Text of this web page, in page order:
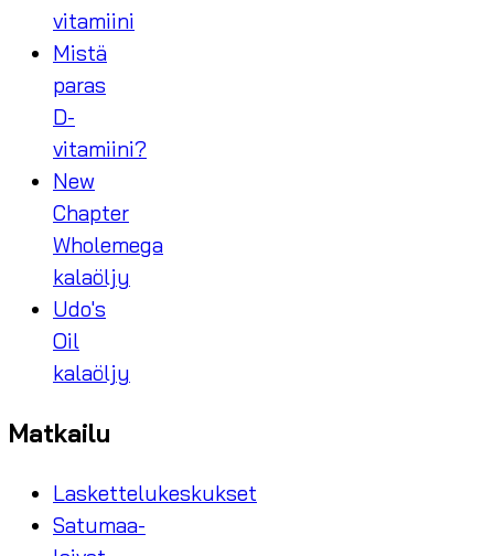
vitamiini
Mistä
paras
D-
vitamiini?
New
Chapter
Wholemega
kalaöljy
Udo's
Oil
kalaöljy
Matkailu
Laskettelukeskukset
Satumaa-